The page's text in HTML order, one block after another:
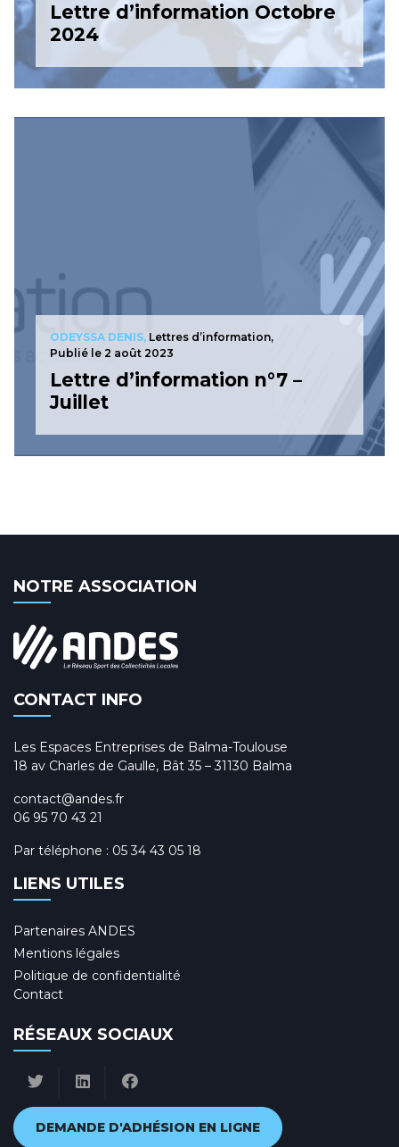
Lettre d’information Octobre
2024
ODEYSSA DENIS, Lettres d’information,
Publié le 2 août 2023
Lettre d’information n°7 –
Juillet
NOTRE ASSOCIATION
CONTACT INFO
Les Espaces Entreprises de Balma-Toulouse
18 av Charles de Gaulle, Bât 35 – 31130 Balma
contact@andes.fr
06 95 70 43 21
Par téléphone : 05 34 43 05 18
LIENS UTILES
Partenaires ANDES
Mentions légales
Politique de confidentialité
Contact
RÉSEAUX SOCIAUX
DEMANDE D'ADHÉSION EN LIGNE